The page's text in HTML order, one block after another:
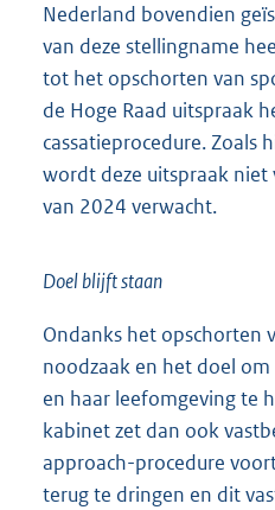
Nederland bovendien
van deze stellingname
tot het opschorten van
de Hoge Raad uitspraak
cassatieprocedure. Zoals
wordt deze uitspraak
van 2024 verwacht.
Doel blijft staan
Ondanks het opschorten
noodzaak en het doel
en haar leefomgeving te
kabinet zet dan ook
approach-procedure
terug te dringen en dit